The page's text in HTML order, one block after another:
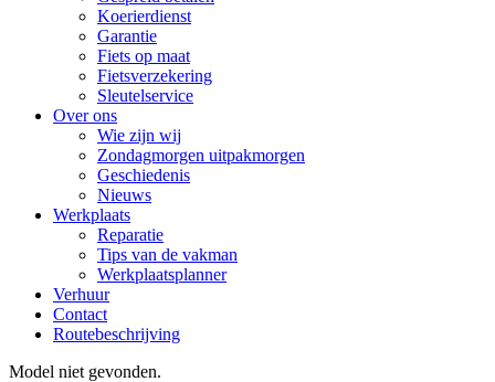
Koerierdienst
Garantie
Fiets op maat
Fietsverzekering
Sleutelservice
Over ons
Wie zijn wij
Zondagmorgen uitpakmorgen
Geschiedenis
Nieuws
Werkplaats
Reparatie
Tips van de vakman
Werkplaatsplanner
Verhuur
Contact
Routebeschrijving
Model niet gevonden.